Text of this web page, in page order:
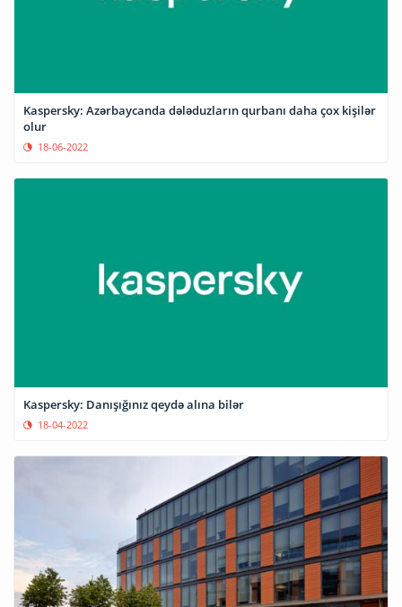
Kaspersky: Azərbaycanda dələduzların qurbanı daha çox kişilər
olur
18-06-2022
Kaspersky: Danışığınız qeydə alına bilər
18-04-2022